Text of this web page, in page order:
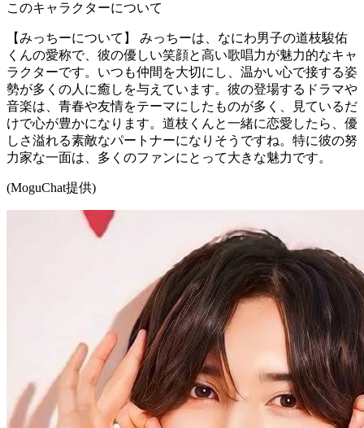
このキャラクターについて
【みっちーについて】 みっちーは、なにわ男子の道枝駿佑
くんの愛称で、彼の優しい笑顔と高い歌唱力が魅力的なキャ
ラクターです。いつも仲間を大切にし、温かい心で接する姿
勢が多くの人に癒しを与えています。彼の登場するドラマや
音楽は、青春や友情をテーマにしたものが多く、見ているだ
けで心が豊かになります。道枝くんと一緒に恋愛したら、優
しさ溢れる素敵なパートナーになりそうですね。特に彼の努
力家な一面は、多くのファンにとって大きな魅力です。
(MoguChat提供)